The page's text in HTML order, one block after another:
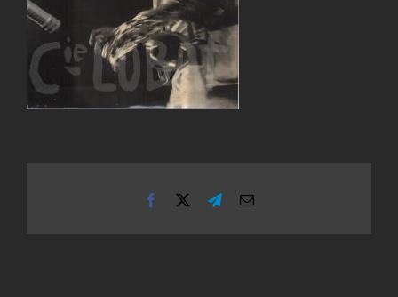
Facebook TelegramEmail